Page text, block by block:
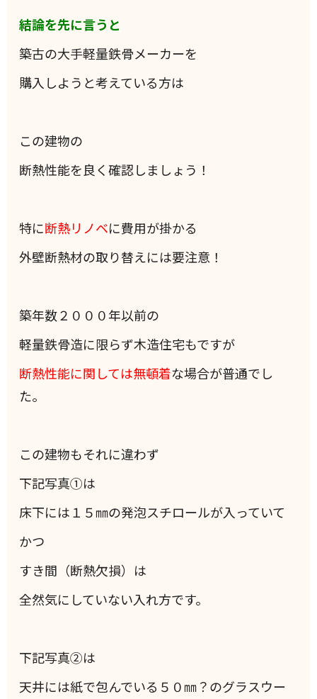
結論を先に言うと
築古の大手軽量鉄骨メーカーを
購入しようと考えている方は
この建物の
断熱性能を良く確認しましょう！
特に断熱リノベに費用が掛かる
外壁断熱材の取り替えには要注意！
築年数２０００年以前の
軽量鉄骨造に限らず木造住宅もですが
断熱性能に関しては無頓着な場合が普通でし
た。
この建物もそれに違わず
下記写真①は
床下には１５㎜の発泡スチロールが入っていて
かつ
すき間（断熱欠損）は
全然気にしていない入れ方です。
下記写真②は
天井には紙で包んでいる５０㎜？のグラスウー